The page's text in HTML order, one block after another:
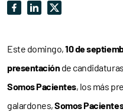
Este domingo,10 de
presentación de
Somos Pacientes, los más
galardones,Somos